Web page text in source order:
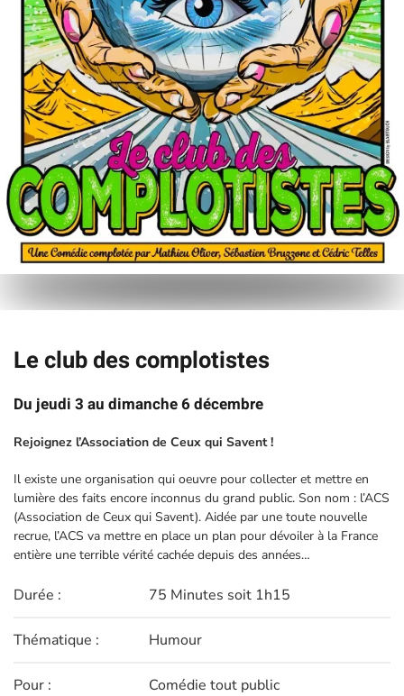
Le club des complotistes
Du jeudi 3 au dimanche 6 décembre
Rejoignez l’Association de Ceux qui Savent !
Il existe une organisation qui oeuvre pour collecter et mettre en
lumière des faits encore inconnus du grand public. Son nom : l’ACS
(Association de Ceux qui Savent). Aidée par une toute nouvelle
recrue, l’ACS va mettre en place un plan pour dévoiler à la France
entière une terrible vérité cachée depuis des années…
Durée : 75 Minutes soit 1h15
Thématique : Humour
Pour : Comédie tout public